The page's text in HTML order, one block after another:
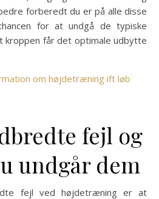
forberedt du er på alle disse
for at undgå de typiske
kroppen får det optimale udbytte
om højdetræning ift løb
fejl og
undgår dem
fejl ved højdetræning er at